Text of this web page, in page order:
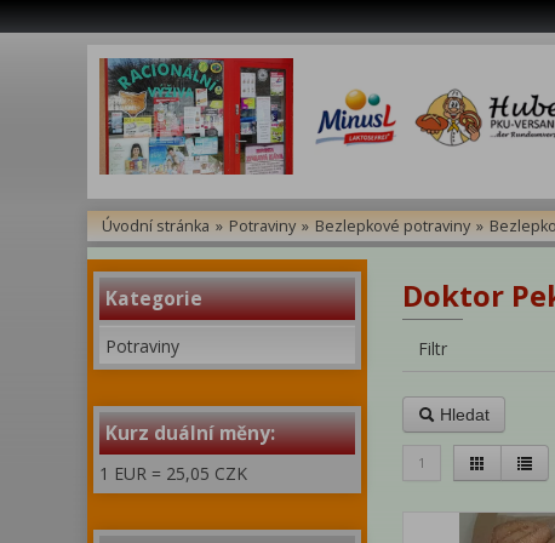
Úvodní stránka » Potraviny » Bezlepkové potraviny »
Kategorie
Potraviny
Kurz duální měny:
1 EUR = 25,05 CZK
Doktor
Filtr
Hledat
1